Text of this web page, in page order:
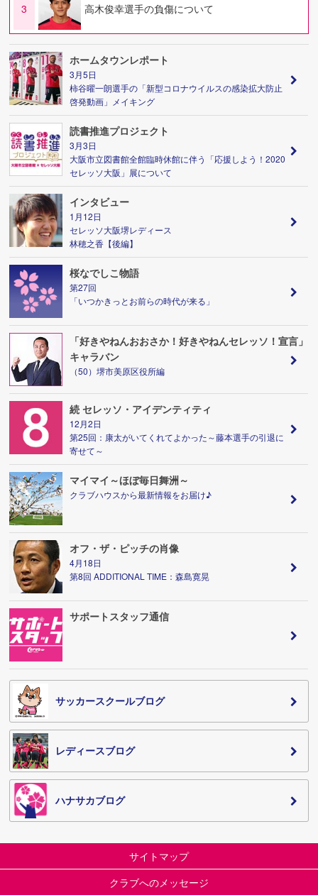
3 高木俊幸選手の負傷について
ホームタウンレポート
3月5日
柿谷曜一朗選手の「新型コロナウイルスの感染拡大防止
啓発動画」メイキング
読書推進プロジェクト
3月3日
大阪市立図書館全館臨時休館に伴う「応援しよう！2020
セレッソ大阪」展について
インタビュー
1月12日
セレッソ大阪堺レディース
林穂之香【後編】
桜なでしこ物語
第27回
「いつかきっとお前らの時代が来る」
「好きやねんおおさか！好きやねんセレッソ！宣言」
キャラバン
（50）堺市美原区役所編
続 セレッソ・アイデンティティ
12月2日
第25回：康太がいてくれてよかった～藤本選手の引退に
寄せて～
マイマイ～ほぼ毎日舞洲～
クラブハウスから最新情報をお届け♪
オフ・ザ・ピッチの肖像
4月18日
第8回 ADDITIONAL TIME：森島寛晃
サポートスタッフ通信
サッカースクールブログ
レディースブログ
ハナサカブログ
サイトマップ
クラブへのメッセージ